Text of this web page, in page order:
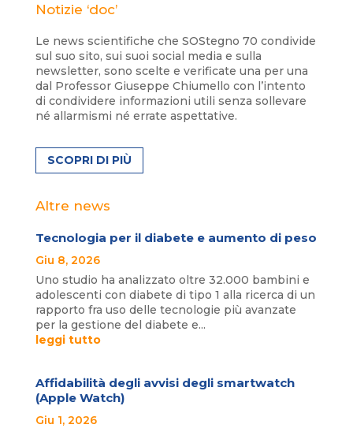
Notizie ‘doc’
Le news scientifiche che SOStegno 70 condivide
sul suo sito, sui suoi social media e sulla
newsletter, sono scelte e verificate una per una
dal Professor Giuseppe Chiumello con l’intento
di condividere informazioni utili senza sollevare
né allarmismi né errate aspettative.
SCOPRI DI PIÙ
Altre news
Tecnologia per il diabete e aumento di peso
Giu 8, 2026
Uno studio ha analizzato oltre 32.000 bambini e
adolescenti con diabete di tipo 1 alla ricerca di un
rapporto fra uso delle tecnologie più avanzate
per la gestione del diabete e...
leggi tutto
Affidabilità degli avvisi degli smartwatch
(Apple Watch)
Giu 1, 2026